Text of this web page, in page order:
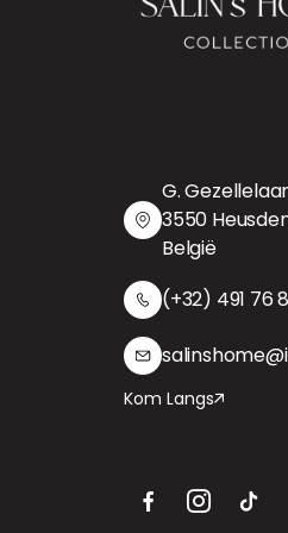
G.
3550
België
(+32) 491 76
Kom Langs